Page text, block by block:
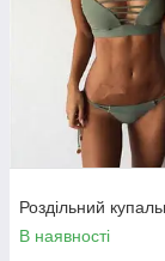
Роздільний
В наявності